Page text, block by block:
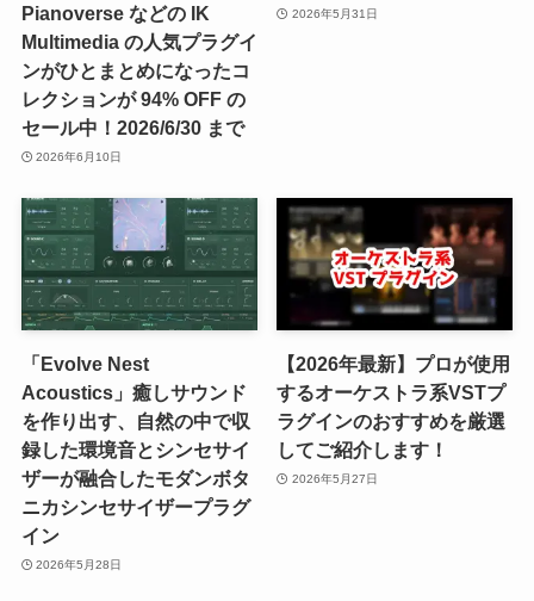
Pianoverse などの IK
Multimedia の人気プラグイ
ンがひとまとめになったコ
レクションが 94% OFF の
セール中！2026/6/30 まで
2026年6月10日
2026年5月31日
「Evolve Nest
Acoustics」癒しサウンド
を作り出す、自然の中で収
録した環境音とシンセサイ
ザーが融合したモダンボタ
ニカシンセサイザープラグ
イン
2026年5月28日
【2026年最新】プロが使用
するオーケストラ系VSTプ
ラグインのおすすめを厳選
してご紹介します！
2026年5月27日